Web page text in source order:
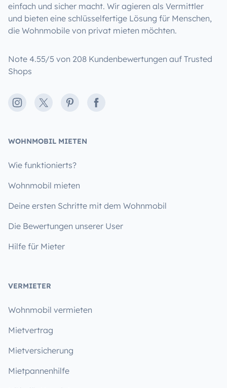
einfach und sicher macht. Wir agieren als Vermittler
und bieten eine schlüsselfertige Lösung für Menschen,
die Wohnmobile von privat mieten möchten.
Note 4.55/5 von 208 Kundenbewertungen auf Trusted
Shops
Instagram
X PinterestFacebook
WOHNMOBIL MIETEN
Wie funktionierts?
Wohnmobil mieten
Deine ersten Schritte mit dem Wohnmobil
Die Bewertungen unserer User
Hilfe für Mieter
VERMIETER
Wohnmobil vermieten
Mietvertrag
Mietversicherung
Mietpannenhilfe